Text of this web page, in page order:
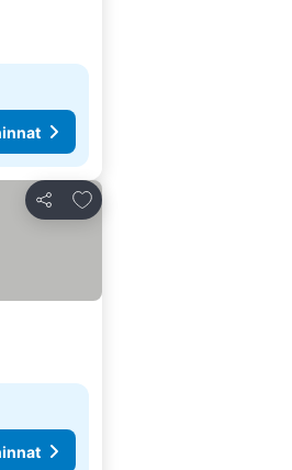
Jaa
Lisää suosikkeihin